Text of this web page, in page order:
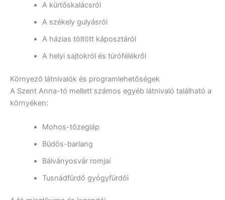
A kürtőskalácsról
A székely gulyásról
A házias töltött káposztáról
A helyi sajtokról és túrófélékről
Környező látnivalók és programlehetőségek
A Szent Anna-tó mellett számos egyéb látnivaló található a
környéken:
Mohos-tőzegláp
Büdös-barlang
Bálványosvár romjai
Tusnádfürdő gyógyfürdői